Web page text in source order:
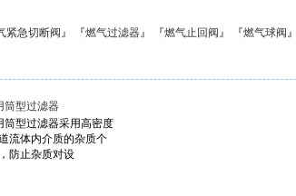
紧急切断阀 』 『燃气过滤器』 『燃气止回阀 』 『燃气球阀
筒型过滤器
筒型过滤器采用高密度
流体内介质的杂质个
防止杂质对设